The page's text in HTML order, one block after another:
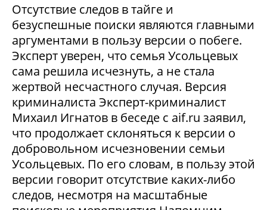
Отсутствие следов в тайге и
безуспешные поиски являются главными
аргументами в пользу версии о побеге.
Эксперт уверен, что семья Усольцевых
сама решила исчезнуть, а не стала
жертвой несчастного случая. Версия
криминалиста Эксперт-криминалист
Михаил Игнатов в беседе с aif.ru заявил,
что продолжает склоняться к версии о
добровольном исчезновении семьи
Усольцевых. По его словам, в пользу этой
версии говорит отсутствие каких-либо
следов, несмотря на масштабные